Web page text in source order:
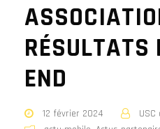
RÉSULTATS
END
12 février 2024